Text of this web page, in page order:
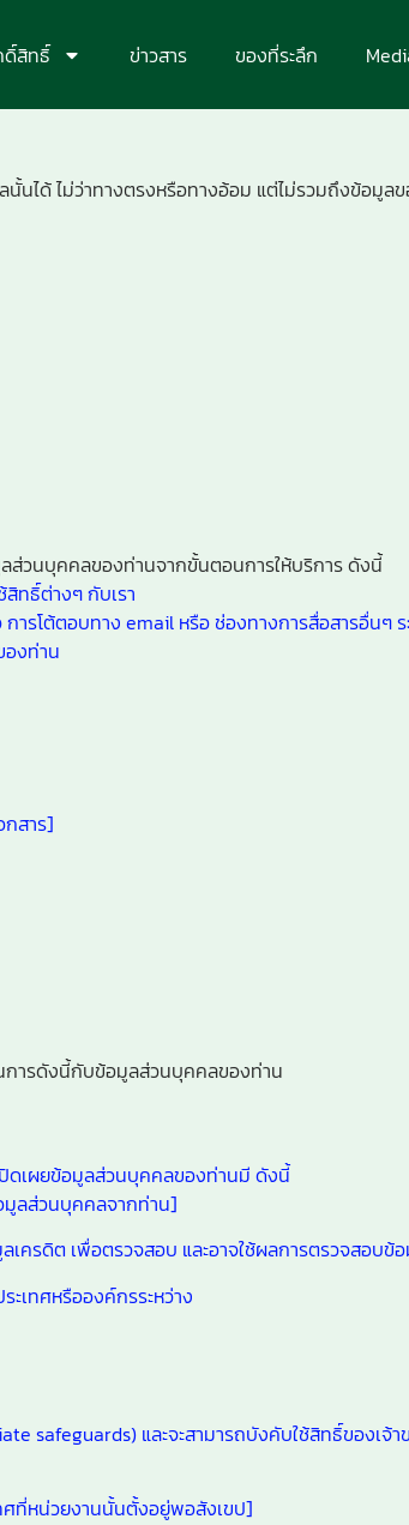
สิทธิ์ ข่าวสาร ของที่ระลึก
ได้ ไม่ว่าทางตรงหรือทางอ้อม แต่ไม่รวมถึงข้อมูลข
ลส่วนบุคคลของท่านจากขั้นตอนการให้บริการ ดังนี้
ทธิ์ต่างๆ กับเรา
รโต้ตอบทาง email หรือ ช่องทางการสื่อสารอื่นๆ ระ
องท่าน
กสาร]
การดังนี้กับข้อมูลส่วนบุคคลของท่าน
ปิดเผยข้อมูลส่วนบุคคลของท่านมี ดังนี้
มูลส่วนบุคคลจากท่าน]
รดิต เพื่อตรวจสอบ และอาจใช้ผลการตรวจสอบข้
เทศหรือองค์กรระหว่าง
และจะสามารถบังคับใช้สิทธิ์ของเจ้
ศที่หน่วยงานนั้นตั้งอยู่พอสังเขป]